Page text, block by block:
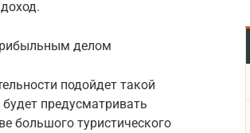
делом
подойдет такой
предусматривать
большого туристического